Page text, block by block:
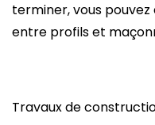
terminer, vous
entre profils et
Travaux de